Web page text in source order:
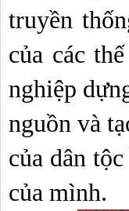
truyền
của các
nghiệp
nguồn và
của dân
của mình.